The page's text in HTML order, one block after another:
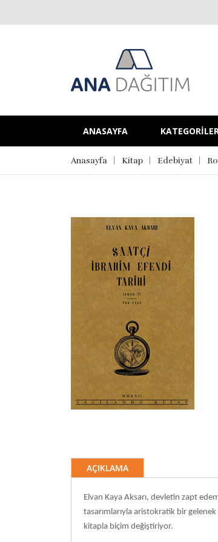
ANASAYFA
Anasayfa Kitap Edebiyat
AÇIKLAMA
Elvan Kaya Aksarı, devletin zapt
tasarımlarıyla aristokratik bir
kitapla biçim değiştiriyor.